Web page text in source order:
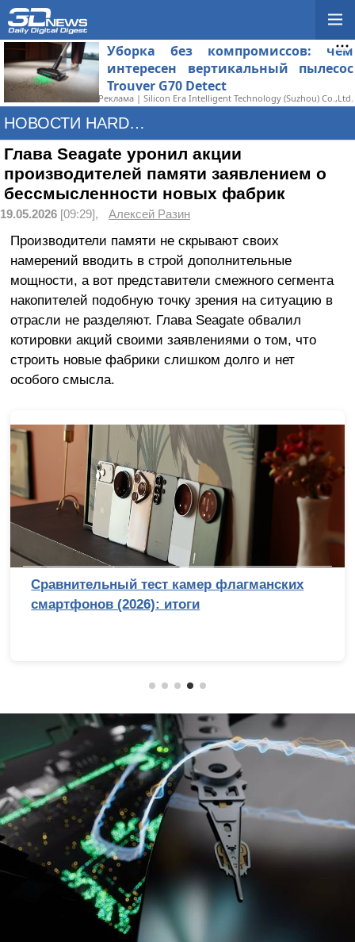
Уборка без компромиссов: чем
интересен вертикальный пылесос
Trouver G70 Detect
Реклама | Silicon Era Intelligent Technology (Suzhou) Co.,Ltd.
НОВОСТИ HARDWARE
Глава Seagate уронил акции
производителей памяти заявлением о
бессмысленности новых фабрик
19.05.2026 [09:29], Алексей Разин
Производители памяти не скрывают своих
намерений вводить в строй дополнительные
мощности, а вот представители смежного сегмента
накопителей подобную точку зрения на ситуацию в
отрасли не разделяют. Глава Seagate обвалил
котировки акций своими заявлениями о том, что
строить новые фабрики слишком долго и нет
особого смысла.
Сравнительный тест камер флагманских
смартфонов (2026): итоги